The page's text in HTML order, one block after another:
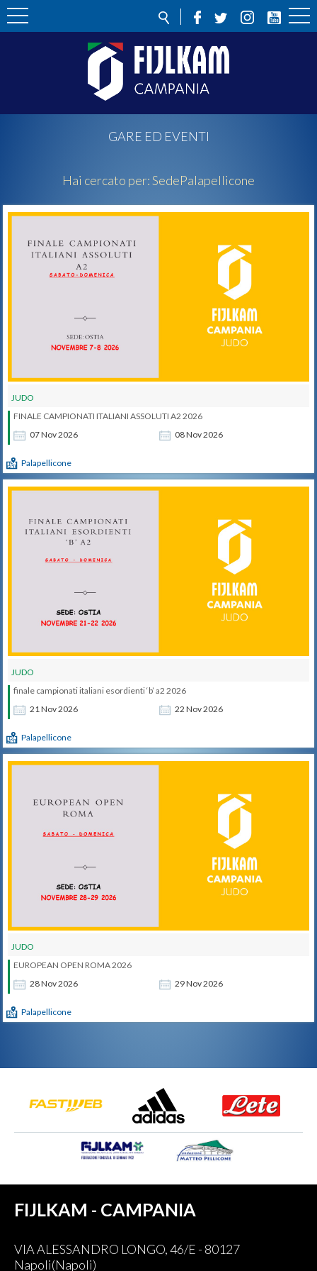
GARE ED EVENTI
Hai cercato per:SedePalapellicone
JUDO
07Nov2026 08Nov2026
FINALE CAMPIONATI ITALIANI ASSOLUTI A2 2026
Palapellicone
JUDO
21Nov2026 22 Nov2026
finale campionati italiani esordienti ‘b’ a2 2026
Palapellicone
JUDO
28Nov2026 29Nov2026
EUROPEAN OPEN ROMA 2026
Palapellicone
FIJLKAM - CAMPANIA
VIA ALESSANDRO LONGO, 46/E - 80127
Napoli(Napoli)